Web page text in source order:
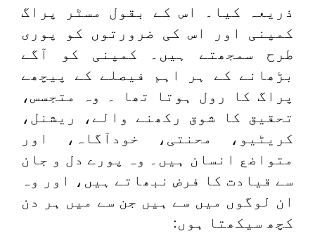
ذریعہ کیا۔ اس کے بقول مسٹر پراگ
کمپنی اور اس کی ضرورتوں کو پوری
طرح سمجھتے ہیں۔ کمپنی کو آگے
بڑھانے کے ہر اہم فیصلے کے پیچھے
پراگ کا رول ہوتا تھا ۔ وہ متجسس،
تحقیق کا شوق رکھنے والے، ریشنل،
کریٹیو، محنتی، خودآگاہ، اور
متواضع انسان ہیں۔ وہ پورے دل و جان
سے قیادت کا فرض نبھاتے ہیں، اور وہ
ان لوگوں میں سے ہیں جن سے میں ہر دن
کچھ سیکھتا ہوں: